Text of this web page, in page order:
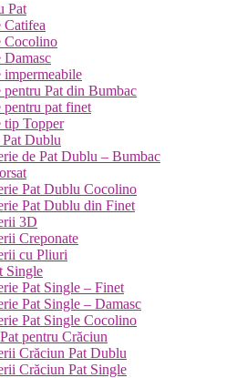
Pat
Catifea
Cocolino
Damasc
impermeabile
pentru Pat din Bumbac
pentru pat finet
tip Topper
Dublu
de Pat Dublu – Bumbac
Pat Dublu Cocolino
Pat Dublu din Finet
3D
Creponate
cu Pliuri
Single
Pat Single – Finet
Pat Single – Damasc
Pat Single Cocolino
pentru Crăciun
Crăciun Pat Dublu
Crăciun Pat Single